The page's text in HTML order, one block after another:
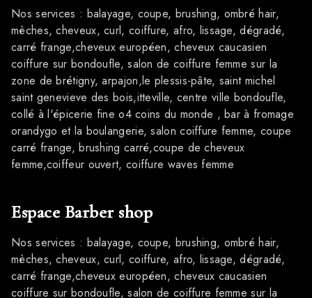
Nos services : balayage, coupe, brushing, ombré hair,
mèches, cheveux, curl, coiffure, afro, lissage, dégradé,
carré frange,cheveux européen, cheveux caucasien
coiffure sur bondoufle, salon de coiffure femme sur la
zone de brétigny, arpajon,le plessis-pâte, saint michel
saint genevieve des bois,itteville, centre ville bondoufle,
collé à l'épicerie fine o4 coins du monde , bar à fromage
orandygo et la boulangerie, salon coiffure femme, coupe
carré frange, brushing carré,coupe de cheveux
femme,coiffeur ouvert, coiffure waves femme
Espace Barber shop
Nos services : balayage, coupe, brushing, ombré hair,
mèches, cheveux, curl, coiffure, afro, lissage, dégradé,
carré frange,cheveux européen, cheveux caucasien
coiffure sur bondoufle, salon de coiffure femme sur la